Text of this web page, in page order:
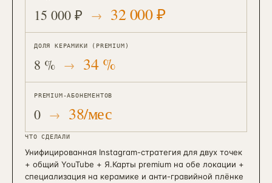
15 000 ₽ 32 000 ₽
ДОЛЯ КЕРАМИКИ (PREMIUM)
8 % 34 %
PREMIUM-АБОНЕМЕНТОВ
0 38/мес
ЧТО СДЕЛАЛИ
Унифицированная Instagram-стратегия для двух точек
+ общий YouTube + Я.Карты premium на обе локации +
специализация на керамике и анти-гравийной плёнке